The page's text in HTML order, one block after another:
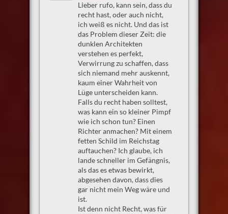
Lieber rufo, kann sein, dass du
recht hast, oder auch nicht,
ich weiß es nicht. Und das ist
das Problem dieser Zeit: die
dunklen Architekten
verstehen es perfekt,
Verwirrung zu schaffen, dass
sich niemand mehr auskennt,
kaum einer Wahrheit von
Lüge unterscheiden kann.
Falls du recht haben solltest,
was kann ein so kleiner Pimpf
wie ich schon tun? Einen
Richter anmachen? Mit einem
fetten Schild im Reichstag
auftauchen? Ich glaube, ich
lande schneller im Gefängnis,
als das es etwas bewirkt,
abgesehen davon, dass dies
gar nicht mein Weg wäre und
ist.
Ist denn nicht Recht, was für